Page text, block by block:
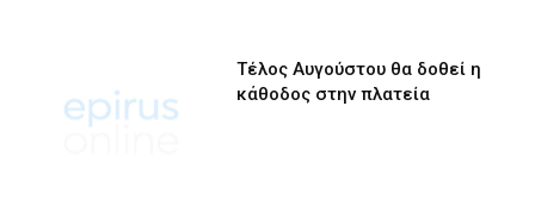
Τέλος Αυγούστου θα δοθεί η
κάθοδος στην πλατεία